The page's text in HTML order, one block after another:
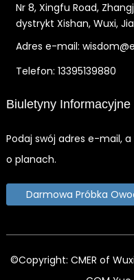
Nr 8, Xingfu Road,
dystrykt Xishan, Wuxi,
Adres e-mail:
Telefon: 13395139880
Biuletyny Informacyjne
Podaj swój adres e-mail,
o planach.
Darmowa Próbka
©Copyright: CMER of